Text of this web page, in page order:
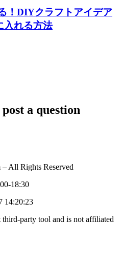
！DIYクラフトアイデア
入れる方法
a question
All Rights Reserved
18:30
14:20:23
party tool and is not affiliated